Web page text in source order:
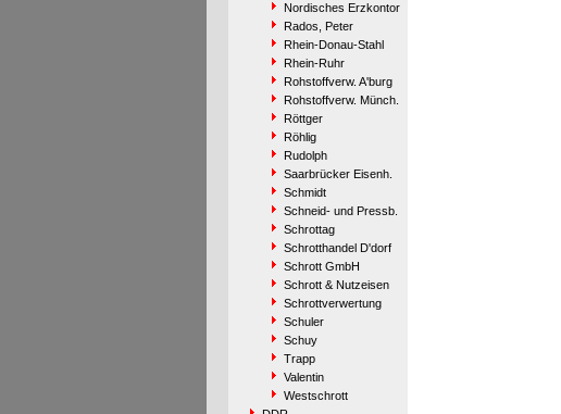
Nordisches Erzkontor
Rados, Peter
Rhein-Donau-Stahl
Rhein-Ruhr
Rohstoffverw. A'burg
Rohstoffverw. Münch.
Röttger
Röhlig
Rudolph
Saarbrücker Eisenh.
Schmidt
Schneid- und Pressb.
Schrottag
Schrotthandel D'dorf
Schrott GmbH
Schrott & Nutzeisen
Schrottverwertung
Schuler
Schuy
Trapp
Valentin
Westschrott